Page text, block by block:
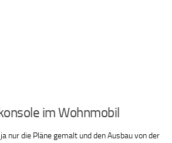
im Wohnmobil
ja nur die Pläne gemalt und den Ausbau von der